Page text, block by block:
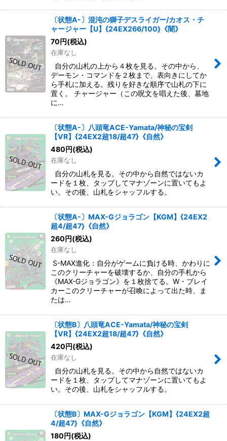
〔状態A-〕混沌の獅子デスライガー/カオス・チ
ャージャー【U】{24EX266/100}《闇》
70 円(税込)
在庫なし
自分の山札の上から４枚を見る。その中から、
デーモン・コマンドを２枚まで、表向きにしてか
ら手札に加える。残りを好きな順序で山札の下に
置く。 チャージャー（この呪文を唱えた後、墓地
に…
〔状態A-〕八頭竜ACE-Yamata/神秘の宝剣
【VR】{24EX2超18/超47}《自然》
480 円(税込)
在庫なし
自分の山札を見る。その中から自然ではないカ
ードを１枚、タップしてマナゾーンに置いてもよ
い。その後、山札をシャッフルする。
〔状態A-〕MAX-Gジョラゴン【KGM】{24EX2
超4/超47}《自然》
260 円(税込)
在庫なし
S-MAX進化：自分がゲームに負ける時、かわりに
このクリーチャーを破壊するか、自分の手札から
《MAX-Gジョラゴン》を１枚捨てる。W・ブレイ
カーこのクリーチャーが召喚によって出た時、ま
たは…
〔状態B〕八頭竜ACE-Yamata/神秘の宝剣
【VR】{24EX2超18/超47}《自然》
420 円(税込)
在庫なし
自分の山札を見る。その中から自然ではないカ
ードを１枚、タップしてマナゾーンに置いてもよ
い。その後、山札をシャッフルする。
〔状態B〕MAX-Gジョラゴン【KGM】{24EX2超
4/超47}《自然》
180 円(税込)